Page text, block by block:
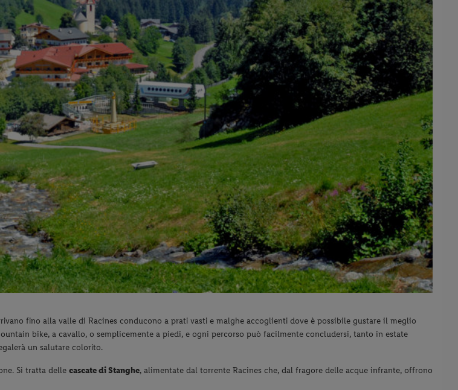
fino alla valle di Racines conducono a prati vasti e malghe accoglienti dove è possibile gustare il meglio
bike, a cavallo, o semplicemente a piedi, e ogni percorso può facilmente concludersi, tanto in estate
un salutare colorito.
Si tratta delle cascate di Stanghe, alimentate dal torrente Racines che, dal fragore delle acque infrante, offrono